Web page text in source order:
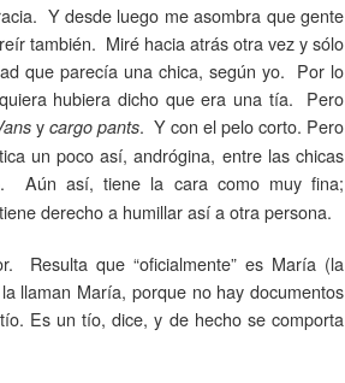
Y desde luego me asombra que gente
también. Miré hacia atrás otra vez y sólo
que parecía una chica, según yo. Por lo
hubiera dicho que era una tía. Pero
ycargo pants. Y con el pelo corto. Pero
un poco así, andrógina, entre las chicas
Aún así, tiene la cara como muy fina;
derecho a humillar así a otra persona.
que “oficialmente” es María (la
llaman María, porque no hay documentos
Es un tío, dice, y de hecho se comporta